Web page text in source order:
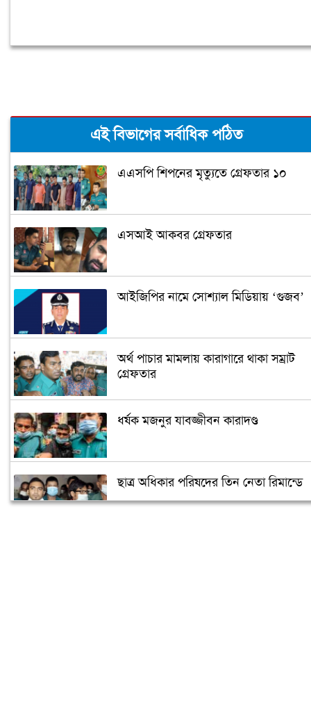
এই বিভাগের সর্বাধিক পঠিত
এএসপি শিপনের মৃত্যুতে গ্রেফতার ১০
এসআই আকবর গ্রেফতার
আইজিপির নামে সোশ্যাল মিডিয়ায় ‘গুজব’
অর্থ পাচার মামলায় কারাগারে থাকা সম্রাট
গ্রেফতার
ধর্ষক মজনুর যাবজ্জীবন কারাদণ্ড
ছাত্র অধিকার পরিষদের তিন নেতা রিমান্ডে